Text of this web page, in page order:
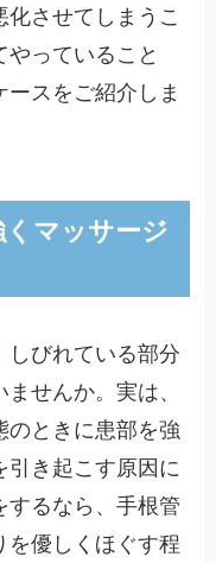
させてしまうこ
やっていること
スをご紹介しま
マッサージ
しびれている部分
せんか。実は、
のときに患部を強
引き起こす原因に
するなら、手根管
を優しくほぐす程